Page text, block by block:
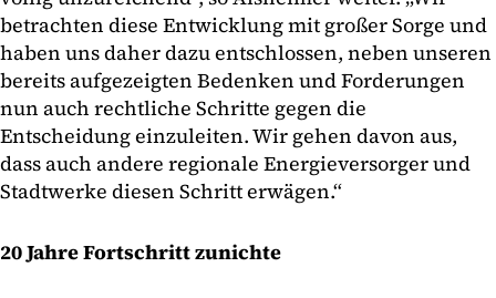
betrachten diese Entwicklung mit großer Sorge und
haben uns daher dazu entschlossen, neben unseren
bereits aufgezeigten Bedenken und Forderungen
nun auch rechtliche Schritte gegen die
Entscheidung einzuleiten. Wir gehen davon aus,
dass auch andere regionale Energieversorger und
Stadtwerke diesen Schritt erwägen.“
20 Jahre Fortschritt zunichte